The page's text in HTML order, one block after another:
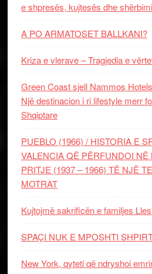
e shpresës, kujtesës dhe
A PO ARMATOSET BALLKANI?
Kriza e vlerave – Tragjedia e
Green Coast sjell Nammos
Një destinacion i ri lifestyle merr
Shqiptare
PUEBLO (1966) / HISTORIA E
VALENCIA QË PËRFUNDOI
PRITJE (1937 – 1966) TË NJË
MOTRAT
Kujtojmë sakrificën e familjes
SPAÇI NUK E MPOSHTI
New York, qyteti që ndryshoi